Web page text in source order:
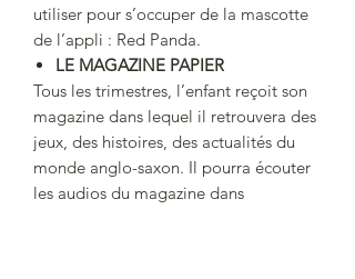
utiliser pour s’occuper de la mascotte
de l’appli : Red Panda.
LE MAGAZINE PAPIER
Tous les trimestres, l’enfant reçoit son
magazine dans lequel il retrouvera des
jeux, des histoires, des actualités du
monde anglo-saxon. Il pourra écouter
les audios du magazine dans